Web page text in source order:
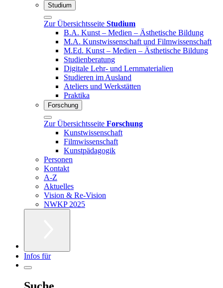
Studium
Zur Übersichtsseite Studium
B.A. Kunst – Medien – Ästhetische Bildung
M.A. Kunstwissenschaft und Filmwissenschaft
M.Ed. Kunst – Medien – Ästhetische Bildung
Studienberatung
Digitale Lehr- und Lernmaterialien
Studieren im Ausland
Ateliers und Werkstätten
Praktika
Forschung
Zur Übersichtsseite Forschung
Kunstwissenschaft
Filmwissenschaft
Kunstpädagogik
Personen
Kontakt
A-Z
Aktuelles
Vision & Re-Vision
NWKP 2025
Infos für